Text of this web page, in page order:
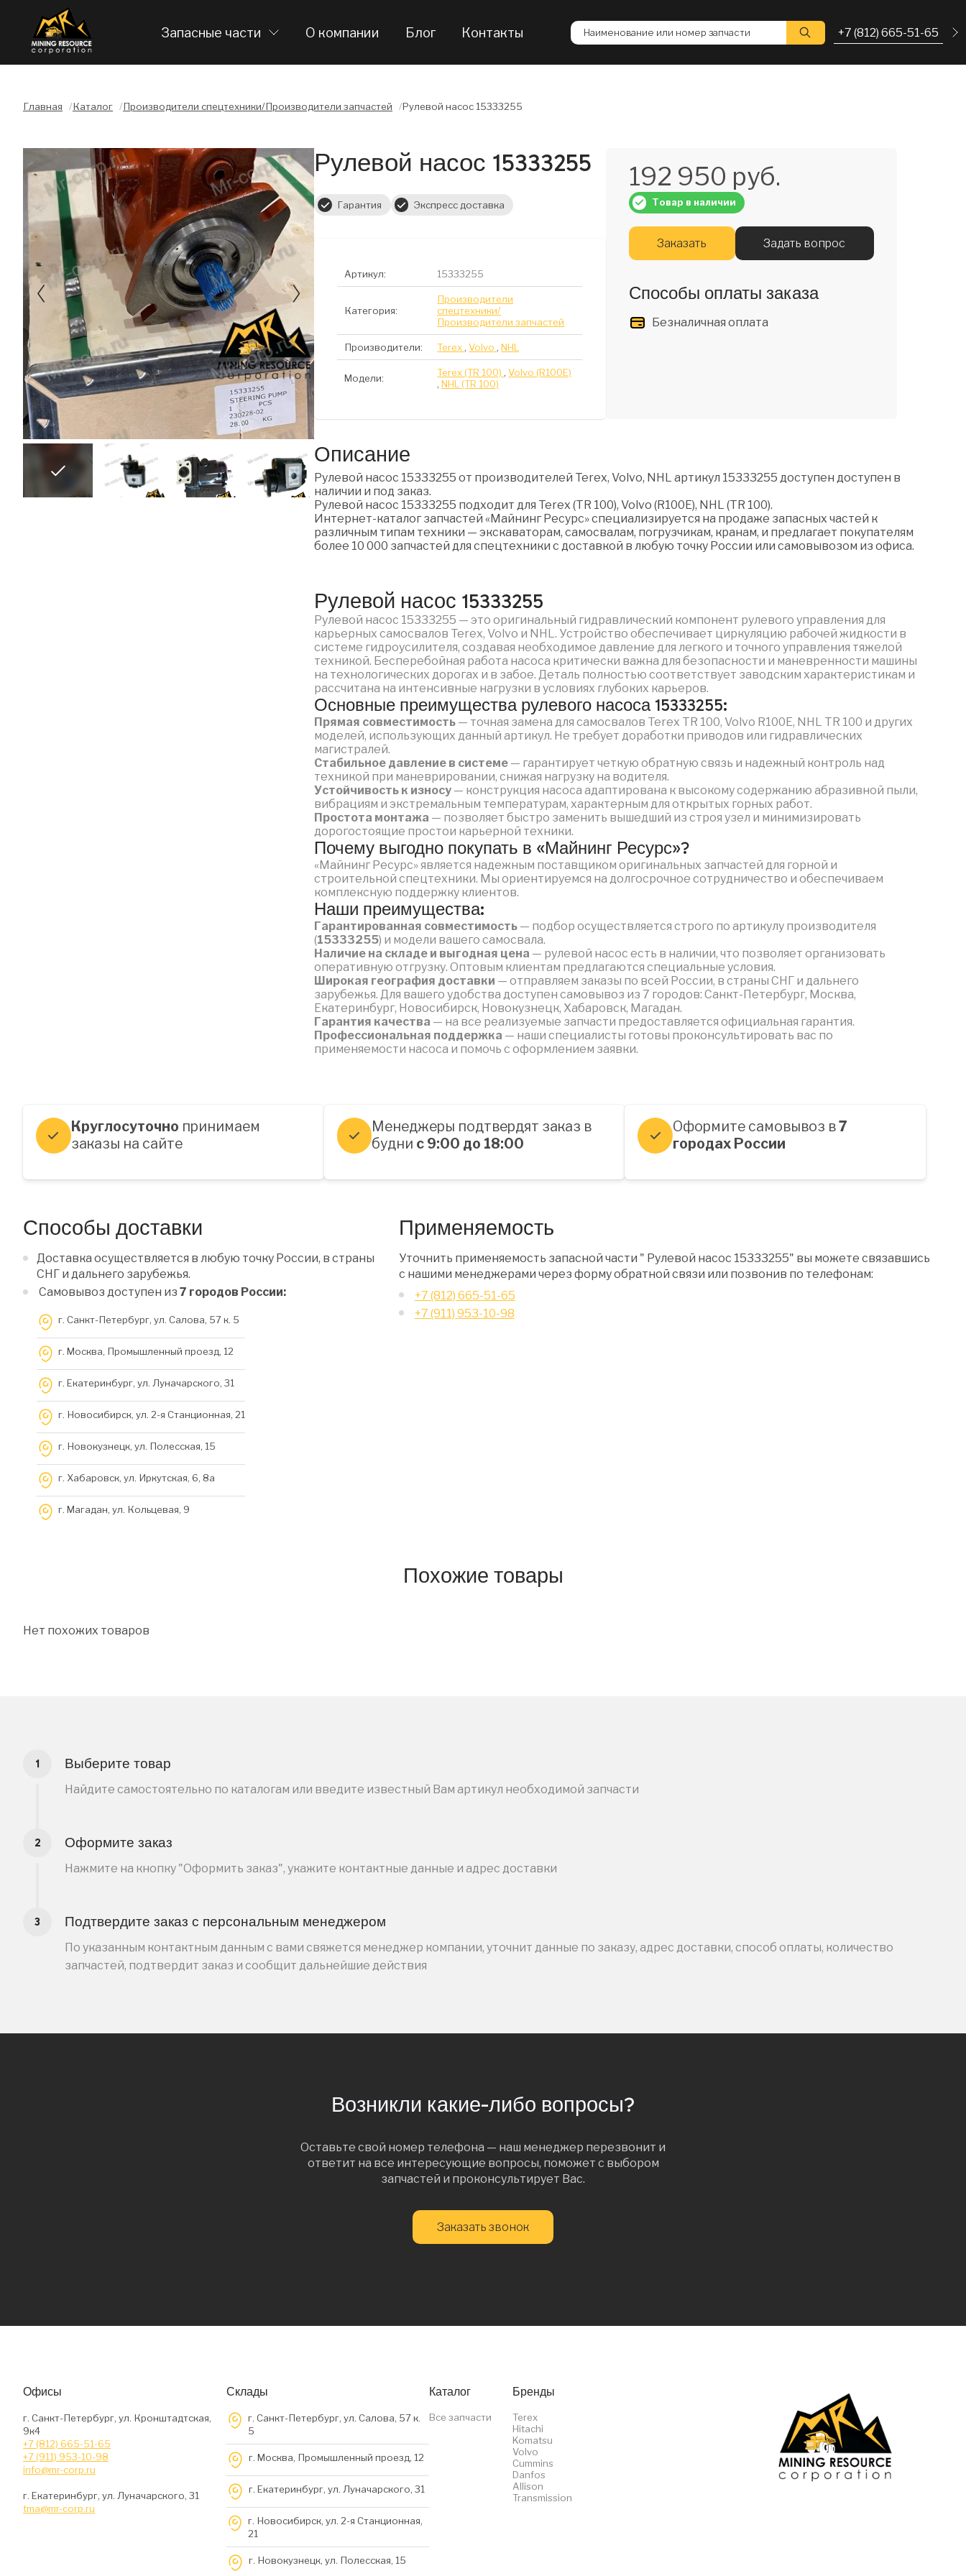
Запасные части О компании Блог Контакты Наименование или номер запчасти +7 (812) 665-51-65
Главная /Каталог /Производители спецтехники/Производители запчастей /Рулевой насос 15333255
Рулевой насос 15333255
Гарантия Экспресс доставка
Артикул: 15333255
Категория:
Производители
спецтехники/
Производители запчастей
Производители: Terex ,Volvo ,NHL
Модели: Terex (TR 100) ,Volvo (R100E)
,NHL (TR 100)
192 950 руб.
Товар в наличии
Заказать Задать вопрос
Способы оплаты заказа
Безналичная оплата
Описание
Рулевой насос 15333255 от производителей Terex, Volvo, NHL артикул 15333255 доступен доступен в
наличии и под заказ.
Рулевой насос 15333255 подходит для Terex (TR 100), Volvo (R100E), NHL (TR 100).
Интернет-каталог запчастей «Майнинг Ресурс» специализируется на продаже запасных частей к
различным типам техники — экскаваторам, самосвалам, погрузчикам, кранам, и предлагает покупателям
более 10 000 запчастей для спецтехники с доставкой в любую точку России или самовывозом из офиса.
Рулевой насос 15333255
Рулевой насос 15333255 — это оригинальный гидравлический компонент рулевого управления для
карьерных самосвалов Terex, Volvo и NHL. Устройство обеспечивает циркуляцию рабочей жидкости в
системе гидроусилителя, создавая необходимое давление для легкого и точного управления тяжелой
техникой. Бесперебойная работа насоса критически важна для безопасности и маневренности машины
на технологических дорогах и в забое. Деталь полностью соответствует заводским характеристикам и
рассчитана на интенсивные нагрузки в условиях глубоких карьеров.
Основные преимущества рулевого насоса 15333255:
Прямая совместимость — точная замена для самосвалов Terex TR 100, Volvo R100E, NHL TR 100 и других
моделей, использующих данный артикул. Не требует доработки приводов или гидравлических
магистралей.
Стабильное давление в системе — гарантирует четкую обратную связь и надежный контроль над
техникой при маневрировании, снижая нагрузку на водителя.
Устойчивость к износу — конструкция насоса адаптирована к высокому содержанию абразивной пыли,
вибрациям и экстремальным температурам, характерным для открытых горных работ.
Простота монтажа — позволяет быстро заменить вышедший из строя узел и минимизировать
дорогостоящие простои карьерной техники.
Почему выгодно покупать в «Майнинг Ресурс»?
«Майнинг Ресурс» является надежным поставщиком оригинальных запчастей для горной и
строительной спецтехники. Мы ориентируемся на долгосрочное сотрудничество и обеспечиваем
комплексную поддержку клиентов.
Наши преимущества:
Гарантированная совместимость — подбор осуществляется строго по артикулу производителя
(15333255) и модели вашего самосвала.
Наличие на складе и выгодная цена — рулевой насос есть в наличии, что позволяет организовать
оперативную отгрузку. Оптовым клиентам предлагаются специальные условия.
Широкая география доставки — отправляем заказы по всей России, в страны СНГ и дальнего
зарубежья. Для вашего удобства доступен самовывоз из 7 городов: Санкт-Петербург, Москва,
Екатеринбург, Новосибирск, Новокузнецк, Хабаровск, Магадан.
Гарантия качества — на все реализуемые запчасти предоставляется официальная гарантия.
Профессиональная поддержка — наши специалисты готовы проконсультировать вас по
применяемости насоса и помочь с оформлением заявки.
Круглосуточно принимаем
заказы на сайте
Менеджеры подтвердят заказ в
будни с 9:00 до 18:00
Оформите самовывоз в7
городах России
Способы доставки
Доставка осуществляется в любую точку России, в страны
СНГ и дальнего зарубежья.
Самовывоз доступен из 7 городов России:
г. Санкт-Петербург, ул. Салова, 57 к. 5
г. Москва, Промышленный проезд, 12
г. Екатеринбург, ул. Луначарского, 31
г. Новосибирск, ул. 2-я Станционная, 21
г. Новокузнецк, ул. Полесская, 15
г. Хабаровск, ул. Иркутская, 6, 8a
г. Магадан, ул. Кольцевая, 9
Применяемость
Уточнить применяемость запасной части " Рулевой насос 15333255" вы можете связавшись
с нашими менеджерами через форму обратной связи или позвонив по телефонам:
+7 (812) 665-51-65
+7 (911) 953-10-98
Похожие товары
Нет похожих товаров
Выберите товар
Найдите самостоятельно по каталогам или введите известный Вам артикул необходимой запчасти
Оформите заказ
Нажмите на кнопку "Оформить заказ", укажите контактные данные и адрес доставки
Подтвердите заказ с персональным менеджером
По указанным контактным данным с вами свяжется менеджер компании, уточнит данные по заказу, адрес доставки, способ оплаты, количество
запчастей, подтвердит заказ и сообщит дальнейшие действия
Возникли какие-либо вопросы?
Оставьте свой номер телефона — наш менеджер перезвонит и
ответит на все интересующие вопросы, поможет с выбором
запчастей и проконсультирует Вас.
Заказать звонок
Офисы
г. Санкт-Петербург, ул. Кронштадтская,
9к4
+7 (812) 665-51-65
+7 (911) 953-10-98
info@mr-corp.ru
г. Екатеринбург, ул. Луначарского, 31
tma@mr-corp.ru
Склады
г. Санкт-Петербург, ул. Салова, 57 к.
5
г. Москва, Промышленный проезд, 12
г. Екатеринбург, ул. Луначарского, 31
г. Новосибирск, ул. 2-я Станционная,
21
г. Новокузнецк, ул. Полесская, 15
Каталог
Все запчасти
Бренды
Terex
Hitachi
Komatsu
Volvo
Cummins
Danfos
Allison
Transmission